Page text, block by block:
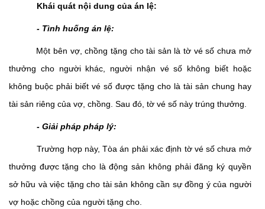
Khái quát nội dung của án lệ:
- Tình huống án lệ:
Một bên vợ, chồng tặng cho tài sản là tờ vé số chưa mở
thưởng cho người khác, người nhận vé số không biết hoặc
không buộc phải biết vé số được tặng cho là tài sản chung hay
tài sản riêng của vợ, chồng. Sau đó, tờ vé số này trúng thưởng.
- Giải pháp pháp lý:
Trường hợp này, Tòa án phải xác định tờ vé số chưa mở
thưởng được tặng cho là động sản không phải đăng ký quyền
sở hữu và việc tặng cho tài sản không cần sự đồng ý của người
vợ hoặc chồng của người tặng cho.